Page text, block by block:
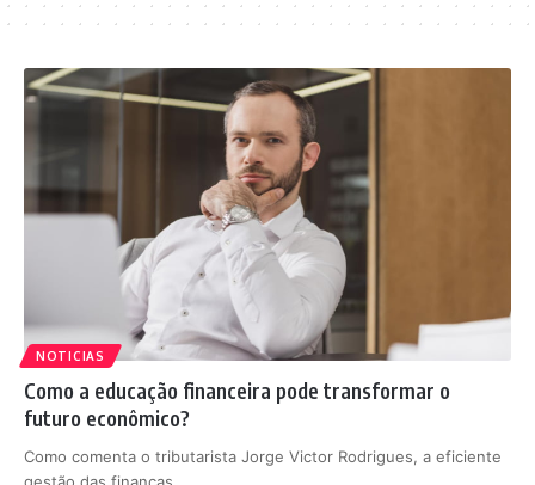
NOTICIAS
Como a educação financeira pode transformar o
futuro econômico?
Como comenta o tributarista Jorge Victor Rodrigues, a eficiente
gestão das finanças…